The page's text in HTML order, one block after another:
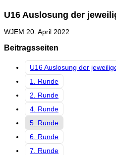
U16 Auslosung der
WJEM 20. April 2022
Beitragsseiten
U16 Auslosung der
1. Runde
2. Runde
4. Runde
5. Runde
6. Runde
7. Runde